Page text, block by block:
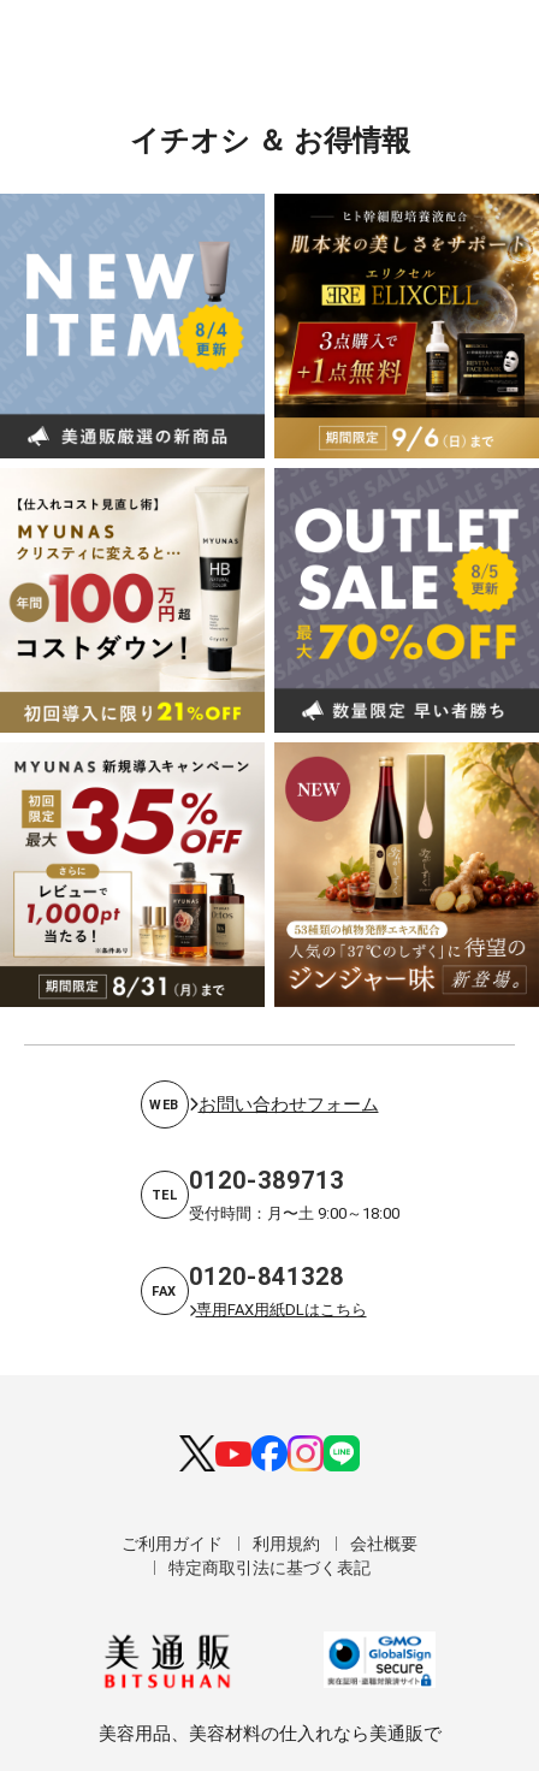
イチオシ ＆ お得情報
WEB お問い合わせフォーム
TEL 0120-389713
受付時間：月〜土 9:00～18:00
FAX 0120-841328
専用FAX用紙DLはこちら
ご利用ガイド 利用規約
会社概要
特定商取引法に基づく表記
美容用品、美容材料の仕入れなら美通販で